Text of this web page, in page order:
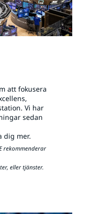
att fokusera
Vi har
sedan
dig mer.
rekommenderar
eller tjänster.